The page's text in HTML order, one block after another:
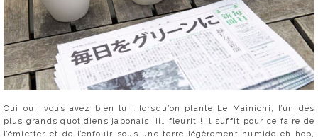
Oui oui, vous avez bien lu : lorsqu’on plante Le Mainichi, l’un des
plus grands quotidiens japonais, il… fleurit ! Il suffit pour ce faire de
l’émietter et de l’enfouir sous une terre légèrement humide eh hop,